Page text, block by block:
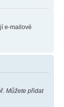
e-mailové
Můžete přidat